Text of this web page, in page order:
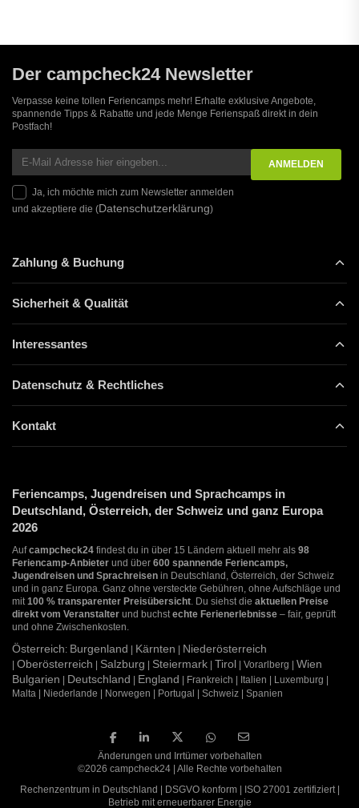
Der campcheck24 Newsletter
Verpasse keine tollen Feriencamps mehr! Erhalte exklusive Angebote,
spannende Tipps & Rabatte und jede Menge Ferienspaß direkt in dein
Postfach!
Ja, ich möchte mich zum Newsletter anmelden
und akzeptiere die (Datenschutzerklärung)
Zahlung & Buchung
Sicherheit & Qualität
Interessantes
Datenschutz & Rechtliches
Kontakt
Feriencamps, Jugendreisen und Sprachcamps in
Deutschland, Österreich, der Schweiz und ganz Europa
2026
Aufcampcheck24 findest du in über 15 Ländern aktuell mehr als 98
Feriencamp-Anbieter und über 600 spannende Feriencamps,
Jugendreisen und Sprachreisen in Deutschland, Österreich, der Schweiz
und in ganz Europa. Ganz ohne versteckte Gebühren, ohne Aufschläge und
mit100 % transparenter Preisübersicht. Du siehst die aktuellen Preise
direkt vom Veranstalter und buchstechte Ferienerlebnisse – fair, geprüft
und ohne Zwischenkosten.
Österreich: Burgenland | Kärnten | Niederösterreich
| Oberösterreich | Salzburg | Steiermark | Tirol | Vorarlberg | Wien
Bulgarien | Deutschland | England | Frankreich | Italien | Luxemburg |
Malta | Niederlande | Norwegen | Portugal | Schweiz | Spanien
Änderungen und Irrtümer vorbehalten
©2026 campcheck24 | Alle Rechte vorbehalten
Rechenzentrum in Deutschland | DSGVO konform | ISO 27001 zertifiziert |
Betrieb mit erneuerbarer Energie